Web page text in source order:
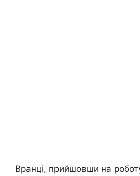
Вранці, прийшовши на